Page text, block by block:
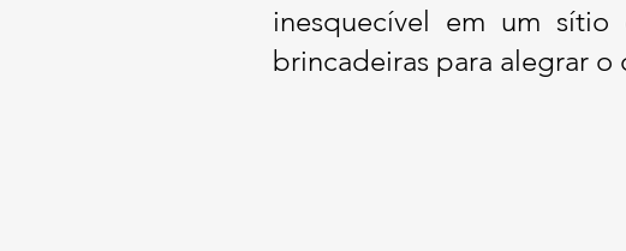
inesquecível em um
brincadeiras para alegrar o